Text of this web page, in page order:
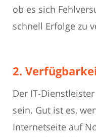
ob es sich
schnell Erfolge zu
2.
Der IT-
sein. Gut ist es,
Internetseite auf